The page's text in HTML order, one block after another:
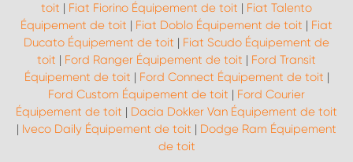
toit | Fiat Fiorino Équipement de toit | Fiat Talento
Équipement de toit | Fiat Doblo Équipement de toit | Fiat
Ducato Équipement de toit | Fiat Scudo Équipement de
toit | Ford Ranger Équipement de toit | Ford Transit
Équipement de toit | Ford Connect Équipement de toit |
Ford Custom Équipement de toit | Ford Courier
Équipement de toit | Dacia Dokker Van Équipement de toit
| Iveco Daily Équipement de toit | Dodge Ram Équipement
de toit